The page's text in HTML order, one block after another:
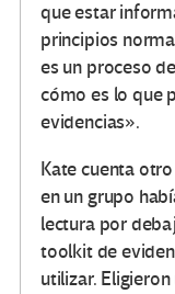
que estar
principios
es un proceso
cómo es lo que
evidencias».
Kate cuenta
en un grupo
lectura por
toolkit de
utilizar.